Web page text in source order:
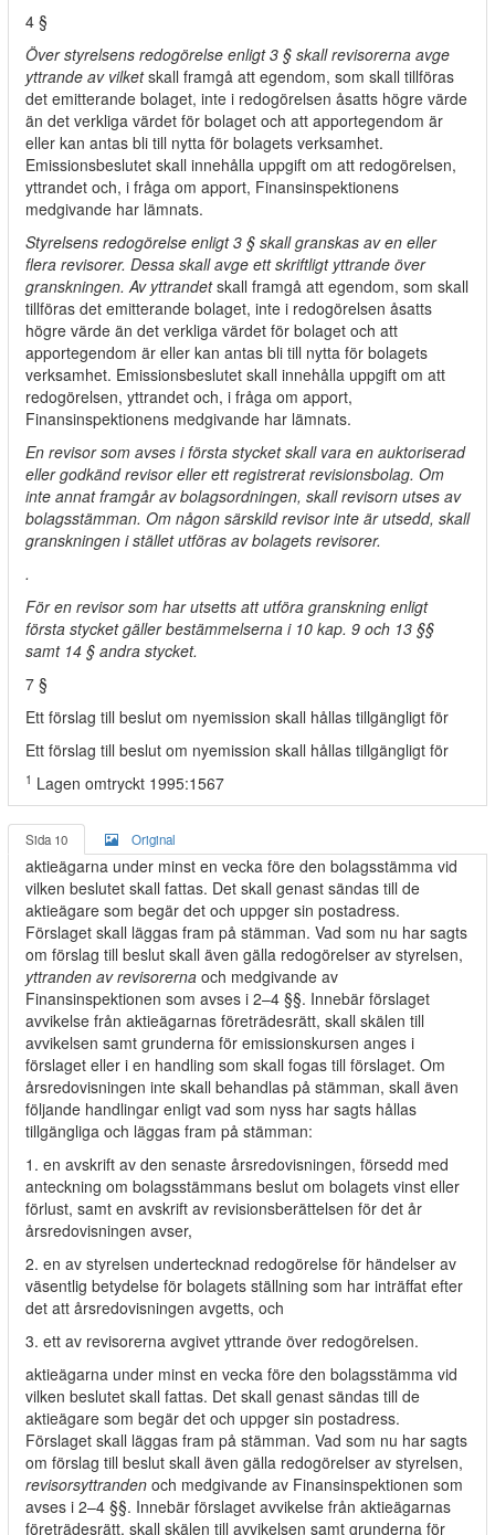
4 §
Över styrelsens redogörelse enligt 3 § skall revisorerna avge
yttrande av vilketskall framgå att egendom, som skall tillföras
det emitterande bolaget, inte i redogörelsen åsatts högre värde
än det verkliga värdet för bolaget och att apportegendom är
eller kan antas bli till nytta för bolagets verksamhet.
Emissionsbeslutet skall innehålla uppgift om att redogörelsen,
yttrandet och, i fråga om apport, Finansinspektionens
medgivande har lämnats.
Styrelsens redogörelse enligt 3 § skall granskas av en eller
flera revisorer. Dessa skall avge ett skriftligt yttrande över
granskningen. Av yttrandetskall framgå att egendom, som skall
tillföras det emitterande bolaget, inte i redogörelsen åsatts
högre värde än det verkliga värdet för bolaget och att
apportegendom är eller kan antas bli till nytta för bolagets
verksamhet. Emissionsbeslutet skall innehålla uppgift om att
redogörelsen, yttrandet och, i fråga om apport,
Finansinspektionens medgivande har lämnats.
En revisor som avses i första stycket skall vara en auktoriserad
eller godkänd revisor eller ett registrerat revisionsbolag. Om
inte annat framgår av bolagsordningen, skall revisorn utses av
bolagsstämman. Om någon särskild revisor inte är utsedd, skall
granskningen i stället utföras av bolagets revisorer.
.
För en revisor som har utsetts att utföra granskning enligt
första stycket gäller bestämmelserna i 10 kap. 9 och 13 §§
samt 14 § andra stycket.
7 §
Ett förslag till beslut om nyemission skall hållas tillgängligt för
Ett förslag till beslut om nyemission skall hållas tillgängligt för
1 Lagen omtryckt 1995:1567
Sida 10 Original
aktieägarna under minst en vecka före den bolagsstämma vid
vilken beslutet skall fattas. Det skall genast sändas till de
aktieägare som begär det och uppger sin postadress.
Förslaget skall läggas fram på stämman. Vad som nu har sagts
om förslag till beslut skall även gälla redogörelser av styrelsen,
yttranden av revisorerna och medgivande av
Finansinspektionen som avses i 2–4 §§. Innebär förslaget
avvikelse från aktieägarnas företrädesrätt, skall skälen till
avvikelsen samt grunderna för emissionskursen anges i
förslaget eller i en handling som skall fogas till förslaget. Om
årsredovisningen inte skall behandlas på stämman, skall även
följande handlingar enligt vad som nyss har sagts hållas
tillgängliga och läggas fram på stämman:
1. en avskrift av den senaste årsredovisningen, försedd med
anteckning om bolagsstämmans beslut om bolagets vinst eller
förlust, samt en avskrift av revisionsberättelsen för det år
årsredovisningen avser,
2. en av styrelsen undertecknad redogörelse för händelser av
väsentlig betydelse för bolagets ställning som har inträffat efter
det att årsredovisningen avgetts, och
3. ett av revisorerna avgivet yttrande över redogörelsen.
aktieägarna under minst en vecka före den bolagsstämma vid
vilken beslutet skall fattas. Det skall genast sändas till de
aktieägare som begär det och uppger sin postadress.
Förslaget skall läggas fram på stämman. Vad som nu har sagts
om förslag till beslut skall även gälla redogörelser av styrelsen,
revisorsyttranden och medgivande av Finansinspektionen som
avses i 2–4 §§. Innebär förslaget avvikelse från aktieägarnas
företrädesrätt, skall skälen till avvikelsen samt grunderna för